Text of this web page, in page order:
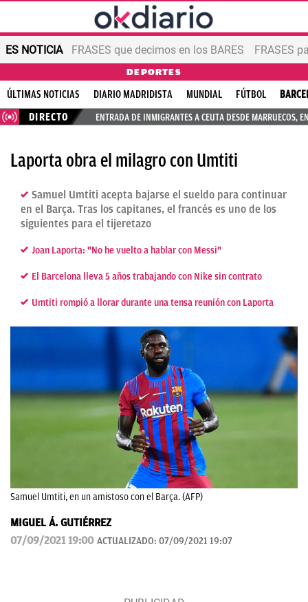
ES NOTICIA FRASES que decimos en los BARES FRASES
DEPORTES
ÚLTIMAS NOTICIAS DIARIO MADRIDISTA MUNDIAL FÚTBOL
DIRECTO
ENTRADA DE INMIGRANTES A CEUTA DESDE MARRUECOS,
Laporta obra el milagro con Umtiti
Samuel Umtiti acepta bajarse el sueldo para continuar
en el Barça. Tras los capitanes, el francés es uno de los
siguientes para el tijeretazo
Joan Laporta: "No he vuelto a hablar con Messi"
El Barcelona lleva 5 años trabajando con Nike sin contrato
Umtiti rompió a llorar durante una tensa reunión con Laporta
Samuel Umtiti, en un amistoso con el Barça. (AFP)
MIGUEL Á. GUTIÉRREZ
07/09/2021 19:00 ACTUALIZADO: 07/09/2021 19:07